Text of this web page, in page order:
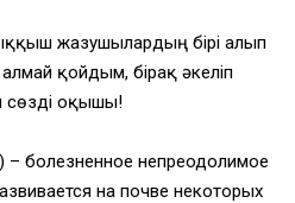
жазушылардың бірі алып
алмай қойдым, бірақ әкеліп
сөзді оқышы!
– болезненное непреодолимое
на почве некоторых